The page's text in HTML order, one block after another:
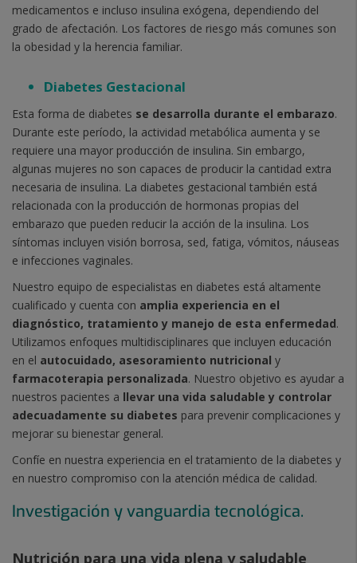
medicamentos e incluso insulina exógena, dependiendo del
grado de afectación. Los factores de riesgo más comunes son
la obesidad y la herencia familiar.
Diabetes Gestacional
Esta forma de diabetes se desarrolla durante el embarazo.
Durante este período, la actividad metabólica aumenta y se
requiere una mayor producción de insulina. Sin embargo,
algunas mujeres no son capaces de producir la cantidad extra
necesaria de insulina. La diabetes gestacional también está
relacionada con la producción de hormonas propias del
embarazo que pueden reducir la acción de la insulina. Los
síntomas incluyen visión borrosa, sed, fatiga, vómitos, náuseas
e infecciones vaginales.
Nuestro equipo de especialistas en diabetes está altamente
cualificado y cuenta con amplia experiencia en el
diagnóstico, tratamiento y manejo de esta enfermedad.
Utilizamos enfoques multidisciplinares que incluyen educación
en el autocuidado, asesoramiento nutricional y
farmacoterapia personalizada. Nuestro objetivo es ayudar a
nuestros pacientes a llevar una vida saludable y controlar
adecuadamente su diabetes para prevenir complicaciones y
mejorar su bienestar general.
Confíe en nuestra experiencia en el tratamiento de la diabetes y
en nuestro compromiso con la atención médica de calidad.
Investigación y vanguardia tecnológica.
Nutrición para una vida plena y saludable